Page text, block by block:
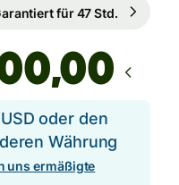
für 47 Std.
,00
oder den
Währung
uns ermäßigte